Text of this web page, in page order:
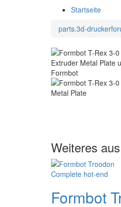
Startseite
parts.3d-
Weiteres
Formbot